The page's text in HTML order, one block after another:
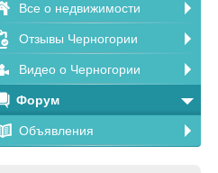
Все о недвижимости
Отзывы Черногории
Видео о Черногории
Форум
Объявления